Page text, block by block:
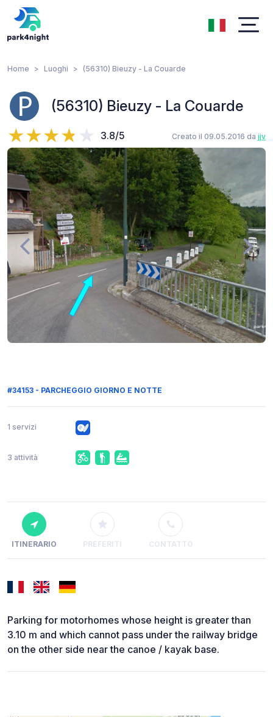
Home Luoghi (56310) Bieuzy - La Couarde
(56310) Bieuzy - La Couarde
3.8/5 Creato il 09.05.2016 da jjv
#34153 - PARCHEGGIO GIORNO E NOTTE
1 servizi
3 attività
ITINERARIO PREFERITI CONTATTO
Parking for motorhomes whose height is greater than
3.10 m and which cannot pass under the railway bridge
on the other side near the canoe / kayak base.